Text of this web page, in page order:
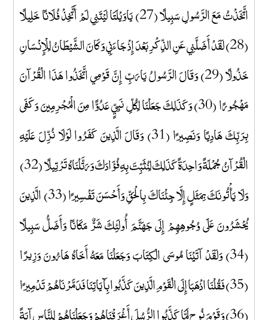
اتَّخَذْتُ مَعَ الرَّسُولِ سَبِيلًا (27) يَاوَيْلَتَا لَيْتَنِي لَمْ أَتَّخِذْ فُلَانًا خَلِيلًا
(28) لَقَدْ أَضَلَّنِي عَنِ الذِّكْرِ بَعْدَ إِذْ جَاءَنِي وَكَانَ الشَّيْطَانُ لِلْإِنْسَانِ
خَذُولًا (29) وَقَالَ الرَّسُولُ يَارَبِّ إِنَّ قَوْمِي اتَّخَذُوا هَذَا الْقُرْآنَ
مَهْجُورًا (30) وَكَذَلِكَ جَعَلْنَا لِكُلِّ نَبِيٍّ عَدُوًّا مِنَ الْمُجْرِمِينَ وَكَفَى
بِرَبِّكَ هَادِيًا وَنَصِيرًا (31) وَقَالَ الَّذِينَ كَفَرُوا لَوْلَا نُزِّلَ عَلَيْهِ
الْقُرْآنُ جُمْلَةً وَاحِدَةً كَذَلِكَ لِنُثَبِّتَ بِهِ فُؤَادَكَ وَرَتَّلْنَاهُ تَرْتِيلًا (32)
وَلَا يَأْتُونَكَ بِمَثَلٍ إِلَّا جِئْنَاكَ بِالْحَقِّ وَأَحْسَنَ تَفْسِيرًا (33) الَّذِينَ
يُحْشَرُونَ عَلَى وُجُوهِهِمْ إِلَى جَهَنَّمَ أُولَئِكَ شَرٌّ مَكَانًا وَأَضَلُّ سَبِيلًا
(34) وَلَقَدْ آتَيْنَا مُوسَى الْكِتَابَ وَجَعَلْنَا مَعَهُ أَخَاهُ هَارُونَ وَزِيرًا
(35) فَقُلْنَا اذْهَبَا إِلَى الْقَوْمِ الَّذِينَ كَذَّبُوا بِآيَاتِنَا فَدَمَّرْنَاهُمْ تَدْمِيرًا
(36) وَقَوْمَ نُوحٍ لَمَّا كَذَّبُوا الرُّسُلَ أَغْرَقْنَاهُمْ وَجَعَلْنَاهُمْ لِلنَّاسِ آيَةً